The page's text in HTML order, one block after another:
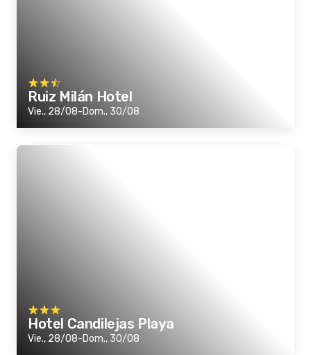
Ruiz Milán Hotel
Vie., 28/08-Dom., 30/08
Hotel Candilejas Playa
Vie., 28/08-Dom., 30/08